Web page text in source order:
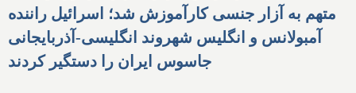
متهم به آزار جنسی کارآموزش شد؛ اسرائیل راننده
آمبولانس و انگلیس شهروند انگلیسی-آذربایجانی
جاسوس ایران را دستگیر کردند